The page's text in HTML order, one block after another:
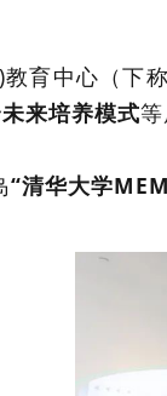
育中心（下
来培养模式
“清华大学